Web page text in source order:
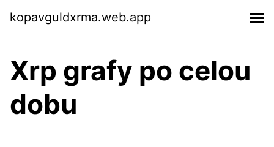
kopavguldxrma.web.app
Xrp grafy po celou
dobu